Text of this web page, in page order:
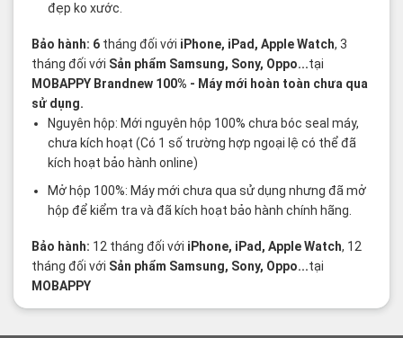
đẹp ko xước.
Bảo hành: 6 tháng đối với iPhone, iPad, Apple Watch, 3
tháng đối với Sản phẩm Samsung, Sony, Oppo...tại
MOBAPPY Brandnew 100% - Máy mới hoàn toàn chưa qua
sử dụng.
Nguyên hộp: Mới nguyên hộp 100% chưa bóc seal máy,
chưa kích hoạt (Có 1 số trường hợp ngoại lệ có thể đã
kích hoạt bảo hành online)
Mở hộp 100%: Máy mới chưa qua sử dụng nhưng đã mở
hộp để kiểm tra và đã kích hoạt bảo hành chính hãng.
Bảo hành: 12 tháng đối với iPhone, iPad, Apple Watch, 12
tháng đối với Sản phẩm Samsung, Sony, Oppo...tại
MOBAPPY